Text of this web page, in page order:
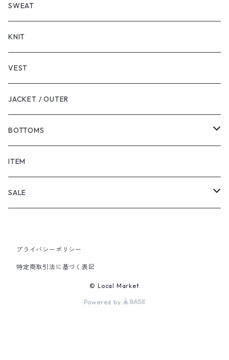
LONG SLEEVE
SHORT SLEEVE
LONG SLEEVE
SWEAT
KNIT
VEST
JACKET / OUTER
BOTTOMS
SHORTS
PANTS
ITEM
SALE
PANTS
プライバシーポリシー
特定商取引法に基づく表記
© Local Market
Powered by